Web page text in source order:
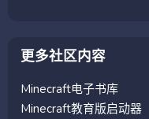
更多社区内容
Minecraft电子书库
Minecraft教育版启动器